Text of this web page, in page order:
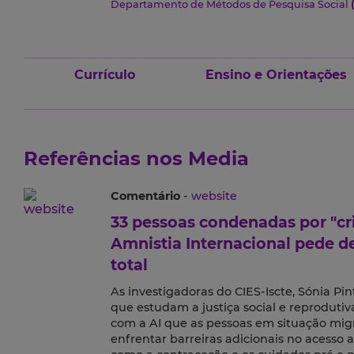
Departamento de Métodos de Pesquisa Social
Currículo Ensino e Orientações
Referências nos Media
Comentário- website
33 pessoas condenadas por
Amnistia Internacional pede
total
As investigadoras do CIES-Iscte, Sónia
que estudam a justiça social e
com a AI que as pessoas em situação
enfrentar barreiras adicionais no acesso